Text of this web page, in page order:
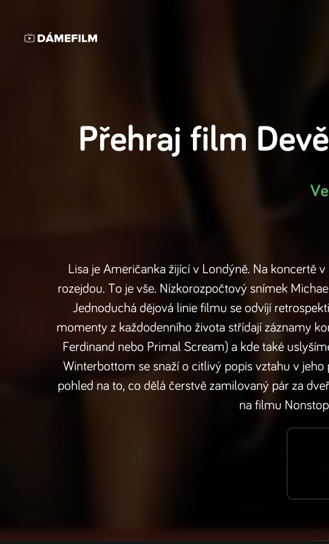
Přehraj film
Lisa je Američanka žijící v Londýně. Na koncertě
rozejdou. To je vše. Nízkorozpočtový snímek
Jednoduchá dějová linie filmu se odvíjí
momenty z každodenního života střídají záznamy
Ferdinand nebo Primal Scream) a kde také
Winterbottom se snaží o citlivý popis vztahu v
pohled na to, co dělá čerstvě zamilovaný pár za
na filmu